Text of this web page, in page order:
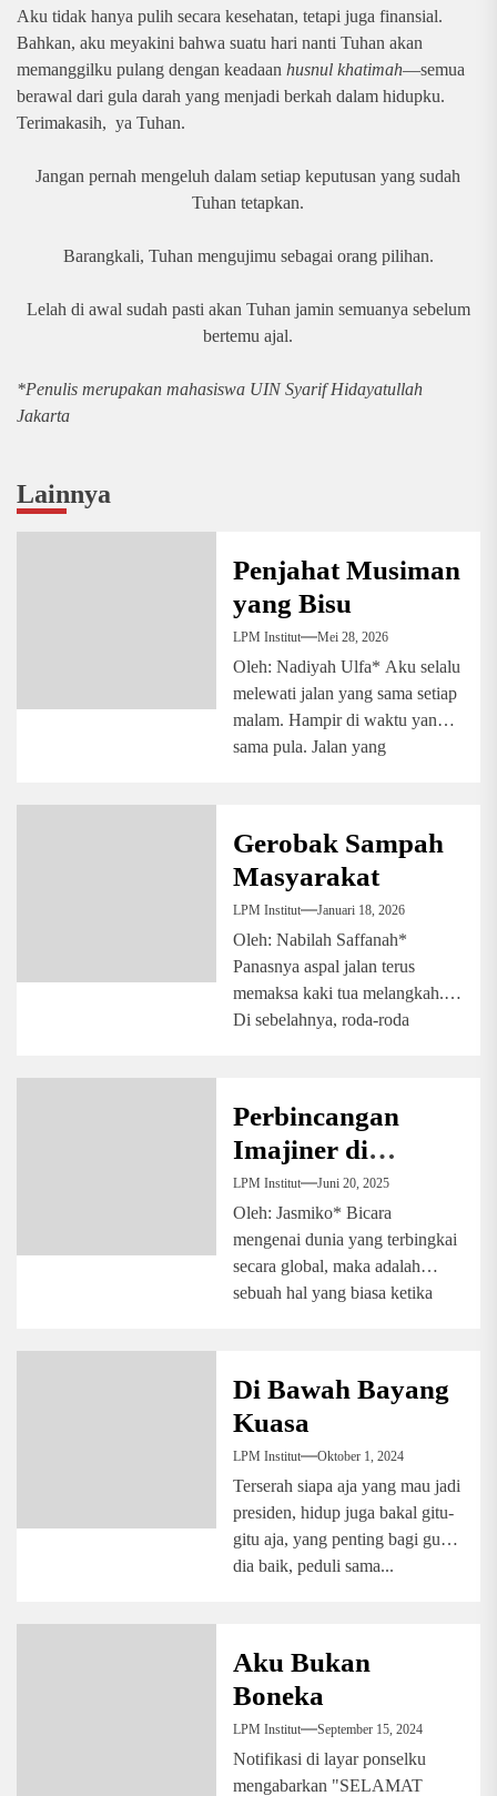
Aku tidak hanya pulih secara kesehatan, tetapi juga finansial.
Bahkan, aku meyakini bahwa suatu hari nanti Tuhan akan
memanggilku pulang dengan keadaan husnul khatimah—semua
berawal dari gula darah yang menjadi berkah dalam hidupku.
Terimakasih, ya Tuhan.
Jangan pernah mengeluh dalam setiap keputusan yang sudah
Tuhan tetapkan.
Barangkali, Tuhan mengujimu sebagai orang pilihan.
Lelah di awal sudah pasti akan Tuhan jamin semuanya sebelum
bertemu ajal.
*Penulis merupakan mahasiswa UIN Syarif Hidayatullah
Jakarta
Lainnya
Penjahat Musiman
yang Bisu
LPM Institut Mei 28, 2026
Oleh: Nadiyah Ulfa* Aku selalu
melewati jalan yang sama setiap
malam. Hampir di waktu yang
sama pula. Jalan yang
Gerobak Sampah
Masyarakat
LPM Institut Januari 18, 2026
Oleh: Nabilah Saffanah*
Panasnya aspal jalan terus
memaksa kaki tua melangkah.
Di sebelahnya, roda-roda
Perbincangan
Imajiner di
Ciputat
LPM Institut Juni 20, 2025
Oleh: Jasmiko* Bicara
mengenai dunia yang terbingkai
secara global, maka adalah
sebuah hal yang biasa ketika
Di Bawah Bayang
Kuasa
LPM Institut Oktober 1, 2024
Terserah siapa aja yang mau jadi
presiden, hidup juga bakal gitu-
gitu aja, yang penting bagi gue
dia baik, peduli sama...
Aku Bukan
Boneka
LPM Institut September 15, 2024
Notifikasi di layar ponselku
mengabarkan "SELAMAT